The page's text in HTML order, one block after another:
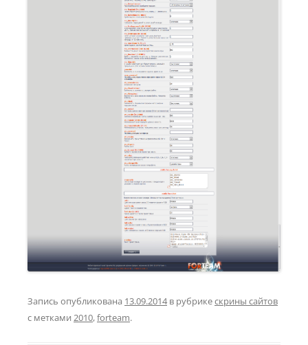
Запись опубликована 13.09.2014в рубрикескрины сайтов
с метками 2010,forteam.